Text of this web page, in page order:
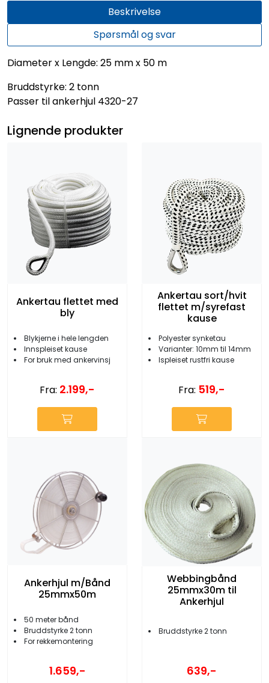
Beskrivelse
Spørsmål og svar
Diameter x Lengde: 25 mm x 50 m
Bruddstyrke: 2 tonn
Passer til ankerhjul 4320-27
Lignende produkter
Ankertau flettet med
bly
Blykjerne i hele lengden
Innspleiset kause
For bruk med ankervinsj
Fra: 2.199,-
Ankertau sort/hvit
flettet m/syrefast
kause
Polyester synketau
Varianter: 10mm til 14mm
Ispleiset rustfri kause
Fra: 519,-
Ankerhjul m/Bånd
25mmx50m
50 meter bånd
Bruddstyrke 2 tonn
For rekkemontering
1.659,-
Webbingbånd
25mmx30m til
Ankerhjul
Bruddstyrke 2 tonn
639,-